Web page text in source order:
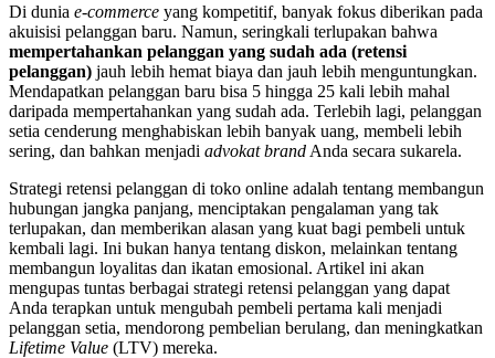
Di dunia e-commerce yang kompetitif, banyak fokus diberikan pada
akuisisi pelanggan baru. Namun, seringkali terlupakan bahwa
mempertahankan pelanggan yang sudah ada (retensi
pelanggan) jauh lebih hemat biaya dan jauh lebih menguntungkan.
Mendapatkan pelanggan baru bisa 5 hingga 25 kali lebih mahal
daripada mempertahankan yang sudah ada. Terlebih lagi, pelanggan
setia cenderung menghabiskan lebih banyak uang, membeli lebih
sering, dan bahkan menjadi advokat brand Anda secara sukarela.
Strategi retensi pelanggan di toko online adalah tentang membangun
hubungan jangka panjang, menciptakan pengalaman yang tak
terlupakan, dan memberikan alasan yang kuat bagi pembeli untuk
kembali lagi. Ini bukan hanya tentang diskon, melainkan tentang
membangun loyalitas dan ikatan emosional. Artikel ini akan
mengupas tuntas berbagai strategi retensi pelanggan yang dapat
Anda terapkan untuk mengubah pembeli pertama kali menjadi
pelanggan setia, mendorong pembelian berulang, dan meningkatkan
Lifetime Value (LTV) mereka.